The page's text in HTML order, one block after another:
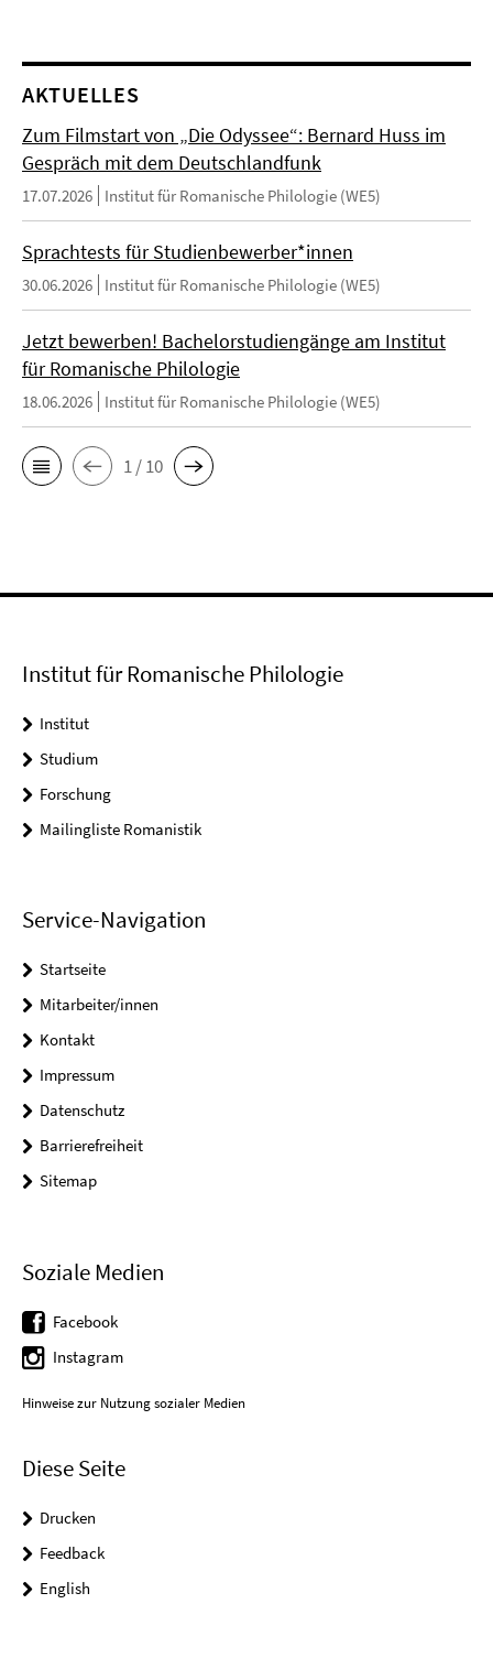
AKTUELLES
Zum Filmstart von „Die Odyssee“: Bernard Huss im
Gespräch mit dem Deutschlandfunk
17.07.2026 Institut für Romanische Philologie (WE5)
Sprachtests für Studienbewerber*innen
30.06.2026 Institut für Romanische Philologie (WE5)
Jetzt bewerben! Bachelorstudiengänge am Institut
für Romanische Philologie
18.06.2026 Institut für Romanische Philologie (WE5)
1 / 10
Institut für Romanische Philologie
Institut
Studium
Forschung
Mailingliste Romanistik
Service-Navigation
Startseite
Mitarbeiter/innen
Kontakt
Impressum
Datenschutz
Barrierefreiheit
Sitemap
Soziale Medien
Facebook
Instagram
Hinweise zur Nutzung sozialer Medien
Diese Seite
Drucken
Feedback
English